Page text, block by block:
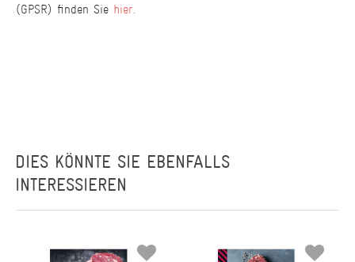
(GPSR) finden Sie hier
DIES KÖNNTE SIE EBENFALLS
INTERESSIEREN